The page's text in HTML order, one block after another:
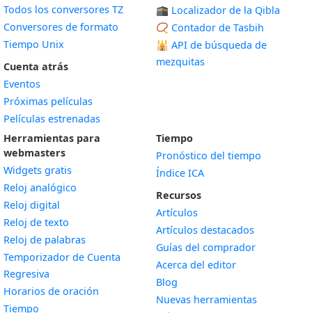
Todos los conversores TZ
Conversores de formato
Tiempo Unix
Cuenta atrás
Eventos
Próximas películas
Películas estrenadas
🕋 Localizador de la Qibla
📿 Contador de Tasbih
🕌 API de búsqueda de
mezquitas
Herramientas para
webmasters
Widgets gratis
Reloj analógico
Reloj digital
Reloj de texto
Reloj de palabras
Temporizador de Cuenta
Regresiva
Horarios de oración
Tiempo
Tiempo
Pronóstico del tiempo
Índice ICA
Recursos
Artículos
Artículos destacados
Guías del comprador
Acerca del editor
Blog
Nuevas herramientas